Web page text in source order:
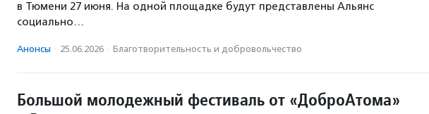
в Тюмени 27 июня. На одной площадке будут представлены Альянс
социально…
Анонсы · 25.06.2026 · Благотвори­тель­ность и доброволь­чест­во
Большой молодежный фестиваль от «ДоброАтома»